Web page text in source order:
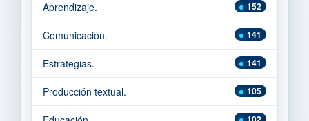
152
Aprendizaje.
141
Comunicación.
141
Estrategias.
105
Producción textual.